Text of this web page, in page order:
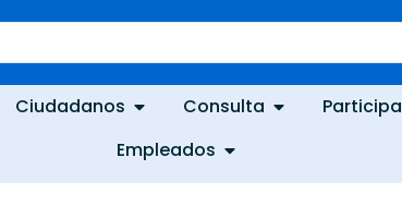
Ciudadanos Consulta Participa
Empleados